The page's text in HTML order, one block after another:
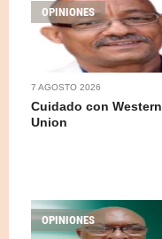
OPINIONES
7 AGOSTO 2026
Cuidado con Western
Union
OPINIONES